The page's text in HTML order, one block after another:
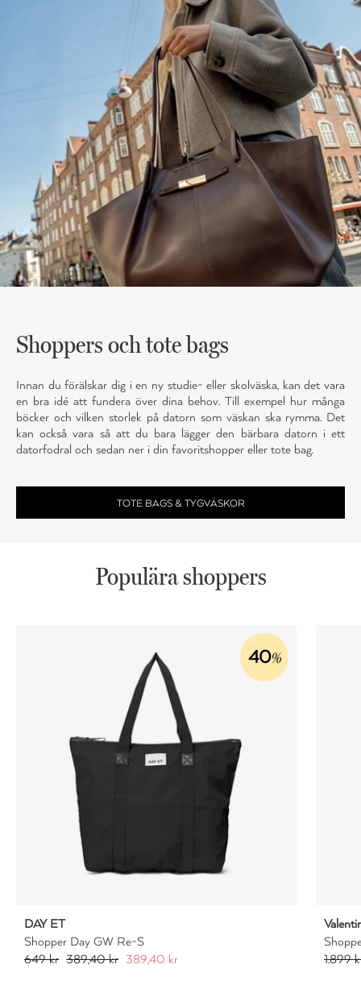
Shoppers och tote bags
Innan du förälskar dig i en ny studie- eller skolväska, kan det vara
en bra idé att fundera över dina behov. Till exempel hur många
böcker och vilken storlek på datorn som väskan ska rymma. Det
kan också vara så att du bara lägger den bärbara datorn i ett
datorfodral och sedan ner i din favoritshopper eller tote bag.
TOTE BAGS & TYGVÄSKOR
Populära shoppers
40%
DAY ET
Shopper Day GW Re-S
649 kr 389,40 kr 389,40 kr
1.899